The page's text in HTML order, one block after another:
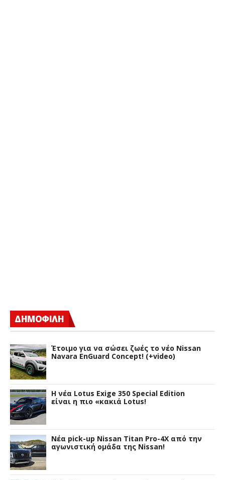
ΔΗΜΟΦΙΛΗ
Έτοιμο για να σώσει ζωές το νέο Nissan
Navara EnGuard Concept! (+video)
H νέα Lotus Exige 350 Special Edition
είναι η πιο «κακιά Lotus!
Νέα pick-up Nissan Titan Pro-4X από την
αγωνιστική ομάδα της Nissan!